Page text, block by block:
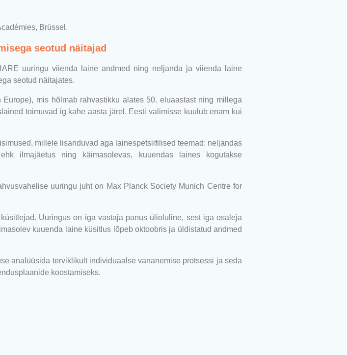
Brüssel.
seotud näitajad
uuringu viienda laine andmed ning neljanda ja viienda laine
seotud näitajates.
mis hõlmab rahvastikku alates 50. eluaastast ning millega
toimuvad ig kahe aasta järel. Eesti valimisse kuulub enam kui
millele lisanduvad aga lainespetsiifilised teemad: neljandas
ilmajäetus ning käimasolevas, kuuendas laines kogutakse
uuringu juht on Max Planck Society Munich Centre for
Uuringus on iga vastaja panus ülioluline, sest iga osaleja
kuuenda laine küsitlus lõpeb oktoobris ja üldistatud andmed
analüüsida terviklikult individuaalse vananemise protsessi ja seda
koostamiseks.